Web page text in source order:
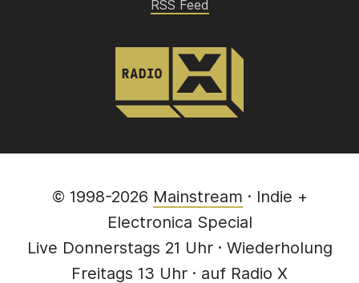
RSS Feed
© 1998-2026 Mainstream · Indie +
Electronica Special
Live Donnerstags 21 Uhr · Wiederholung
Freitags 13 Uhr · auf Radio X